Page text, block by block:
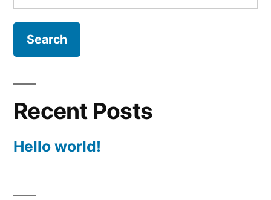
for:
Recent Posts
Hello world!